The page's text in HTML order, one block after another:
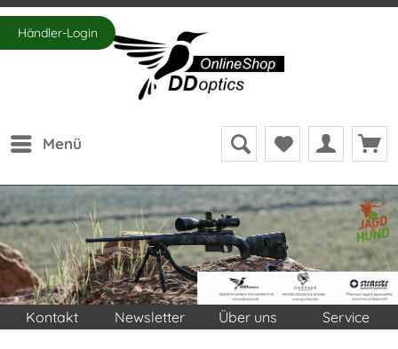
Händler-Login
Menü
Kontakt Newsletter Über uns Service